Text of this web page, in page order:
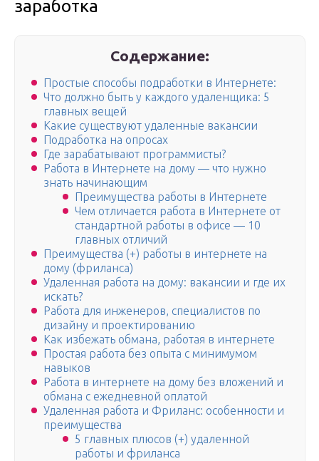
заработка
Содержание:
Простые способы подработки в Интернете:
Что должно быть у каждого удаленщика: 5
главных вещей
Какие существуют удаленные вакансии
Подработка на опросах
Где зарабатывают программисты?
Работа в Интернете на дому — что нужно
знать начинающим
Преимущества работы в Интернете
Чем отличается работа в Интернете от
стандартной работы в офисе — 10
главных отличий
Преимущества (+) работы в интернете на
дому (фриланса)
Удаленная работа на дому: вакансии и где их
искать?
Работа для инженеров, специалистов по
дизайну и проектированию
Как избежать обмана, работая в интернете
Простая работа без опыта с минимумом
навыков
Работа в интернете на дому без вложений и
обмана с ежедневной оплатой
Удаленная работа и Фриланс: особенности и
преимущества
5 главных плюсов (+) удаленной
работы и фриланса